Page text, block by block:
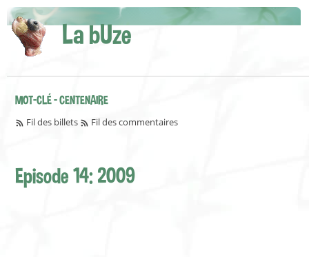
La bUze
MOT-CLÉ - CENTENAIRE
Fil des billets Fil des commentaires
Episode 14: 2009